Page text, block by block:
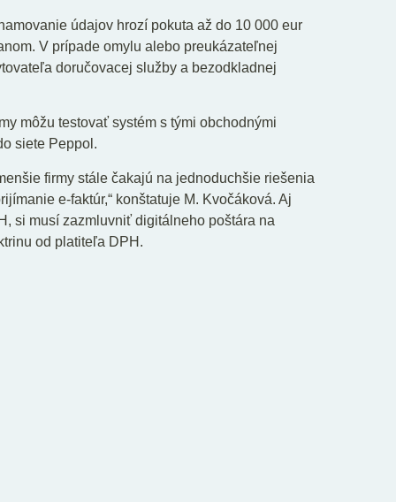
údajov hrozí pokuta až do 10 000 eur
V prípade omylu alebo preukázateľnej
doručovacej služby a bezodkladnej
môžu testovať systém s tými obchodnými
siete Peppol.
firmy stále čakajú na jednoduchšie riešenia
e-faktúr,“ konštatuje M. Kvočáková. Aj
si musí zazmluvniť digitálneho poštára na
od platiteľa DPH.